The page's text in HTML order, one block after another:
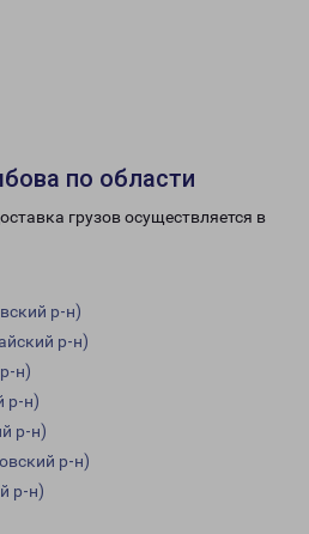
по области
грузов осуществляется в
р-н)
р-н)
н)
р-н)
р-н)
р-н)
р-н)